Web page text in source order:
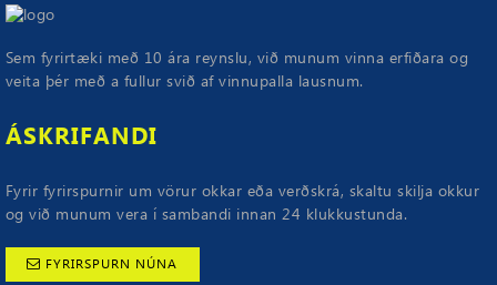
Sem fyrirtæki með 10 ára reynslu, við munum vinna erfiðara og
veita þér með a fullur svið af vinnupalla lausnum.
ÁSKRIFANDI
Fyrir fyrirspurnir um vörur okkar eða verðskrá, skaltu skilja okkur
og við munum vera í sambandi innan 24 klukkustunda.
FYRIRSPURN NÚNA